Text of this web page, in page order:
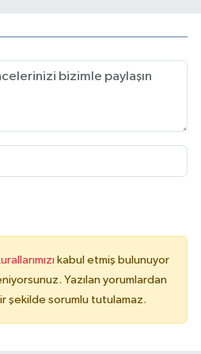
kabul etmiş bulunuyor
Yazılan yorumlardan
şekilde sorumlu tutulamaz.